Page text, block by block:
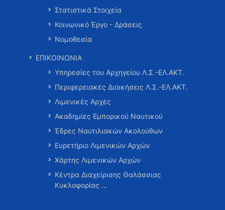
Στατιστικά Στοιχεία
Κοινωνικό Έργο - Δράσεις
Νομοθεσία
ΕΠΙΚΟΙΝΩΝΙΑ
Υπηρεσίες του Αρχηγείου Λ.Σ.-ΕΛ.ΑΚΤ.
Περιφερειακές Διοικήσεις Λ.Σ.-ΕΛ.ΑΚΤ.
Λιμενικές Αρχές
Ακαδημίες Εμπορικού Ναυτικού
Έδρες Ναυτιλιακών Ακολούθων
Ευρετήριο Λιμενικών Αρχών
Χάρτης Λιμενικών Αρχών
Κέντρα Διαχείρισης Θαλάσσιας
Κυκλοφορίας …